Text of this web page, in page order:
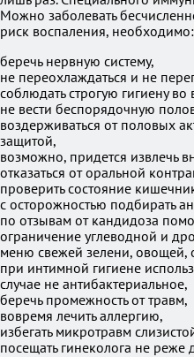
Можно заболевать
риск воспаления, необходимо:
беречь нервную систему,
не переохлаждаться и не
соблюдать строгую гигиену
не вести беспорядочную
воздерживаться от половых
защитой,
возможно, придется извлечь
отказаться от оральной
проверить состояние
с осторожностью подбирать
по отзывам от кандидоза
ограничение углеводной и
меню свежей зелени, овощей,
при интимной гигиене
случае не антибактериальное,
беречь промежность от травм,
вовремя лечить аллергию,
избегать микротравм
посещать гинеколога не реже